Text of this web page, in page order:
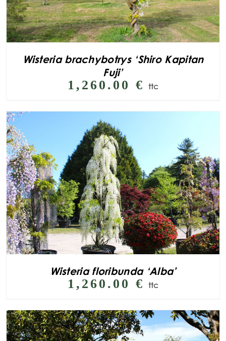
Wisteria brachybotrys ‘Shiro Kapitan
Fuji’
1,260.00 € ttc
Wisteria floribunda ‘Alba’
1,260.00 € ttc